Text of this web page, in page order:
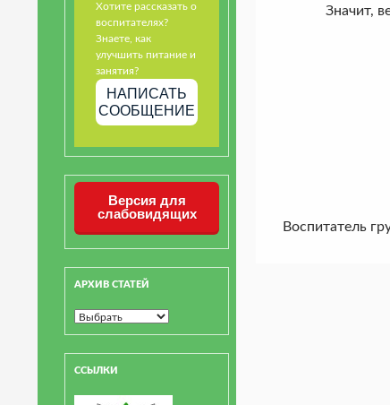
Значит,
Воспитатель
Хотите рассказать о
воспитателях?
Знаете, как
улучшить питание и
занятия?
НАПИСАТЬ
СООБЩЕНИЕ
Версия для
слабовидящих
АРХИВ СТАТЕЙ
ССЫЛКИ